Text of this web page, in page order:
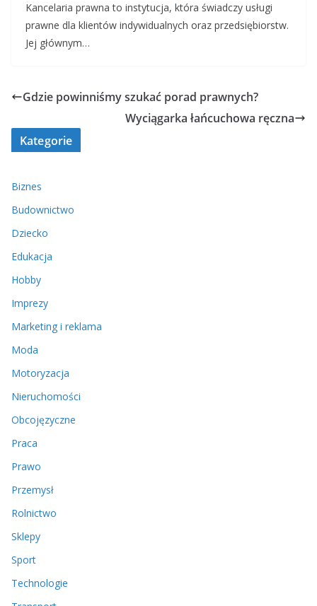
Kancelaria prawna to instytucja, która świadczy usługi
prawne dla klientów indywidualnych oraz przedsiębiorstw.
Jej głównym…
Gdzie powinniśmy szukać porad prawnych?
Wyciągarka łańcuchowa ręczna
Kategorie
Biznes
Budownictwo
Dziecko
Edukacja
Hobby
Imprezy
Marketing i reklama
Moda
Motoryzacja
Nieruchomości
Obcojęzyczne
Praca
Prawo
Przemysł
Rolnictwo
Sklepy
Sport
Technologie